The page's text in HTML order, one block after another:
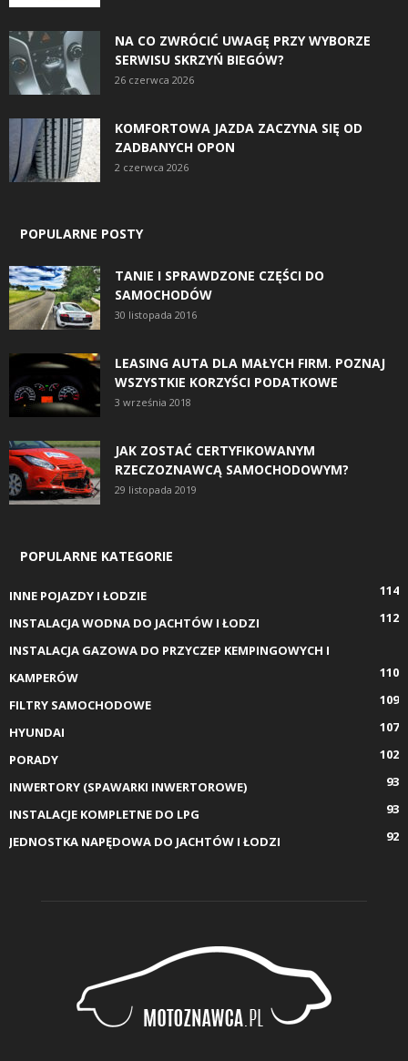
NA CO ZWRÓCIĆ UWAGĘ PRZY WYBORZE
SERWISU SKRZYŃ BIEGÓW?
26 czerwca 2026
KOMFORTOWA JAZDA ZACZYNA SIĘ OD
ZADBANYCH OPON
2 czerwca 2026
POPULARNE POSTY
TANIE I SPRAWDZONE CZĘŚCI DO
SAMOCHODÓW
30 listopada 2016
LEASING AUTA DLA MAŁYCH FIRM. POZNAJ
WSZYSTKIE KORZYŚCI PODATKOWE
3 września 2018
JAK ZOSTAĆ CERTYFIKOWANYM
RZECZOZNAWCĄ SAMOCHODOWYM?
29 listopada 2019
POPULARNE KATEGORIE
INNE POJAZDY I ŁODZIE
114
INSTALACJA WODNA DO JACHTÓW I ŁODZI
112
INSTALACJA GAZOWA DO PRZYCZEP KEMPINGOWYCH I
KAMPERÓW
110
FILTRY SAMOCHODOWE
109
HYUNDAI
107
PORADY
102
INWERTORY (SPAWARKI INWERTOROWE)
93
INSTALACJE KOMPLETNE DO LPG
93
JEDNOSTKA NAPĘDOWA DO JACHTÓW I ŁODZI
92